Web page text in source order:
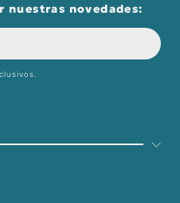
nuestras novedades: